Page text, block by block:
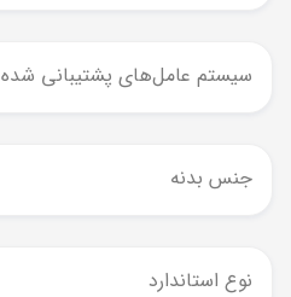
سیستم عامل‌های پشتیبانی شده
جنس بدنه
نوع استاندارد